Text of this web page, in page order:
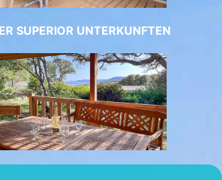
SUPERIOR UNTERKUNFTEN